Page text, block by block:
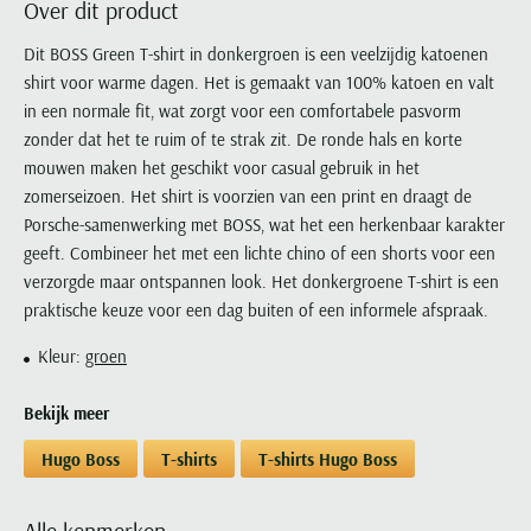
Portofino
Profuomo
R2
Seidensticker
State of Art
Tommy Hilfiger
Vanguard
Xacus
Wit overhemd heren
Zwart overhemd heren
Blauw overhemd heren
Groen overhemd heren
PME Legend
Polo Ralph Lauren
Portofino
Profuomo
State of Art
Superdry
Tommy Hilfiger
Vanguard
Grote maten herenmode
Populaire kleuren
Witte polo heren
Polo Ralph Lauren
PME Legend
Portofino
Profuomo
State of Art
Superdry
Thomas Maine
Tommy Hilfiger
Vanguard
William Lockie
Populaire materialen
Katoenen trui
Merino wol trui
Pierre Cardin
PME Legend
Polo Ralph Lauren
Portofino
Replay
Tommy Hilfiger
Tramarossa
Vanguard
Populaire merk lijnen
Meyer Chicago
Meyer Diego
PME Legend
Polo Ralph Lauren
Portofino
Reset
State of Art
Superdry
Tenson
Tommy Hilfiger
UBR
Grote maten
Grote maten jassen
Grote maten winterjassen
Tussenjassen
Bodywarmers
New Zealand
Olymp
Paul & Shark
Polo Ralph Lauren
PME Legend
R2
State of Art
Superdry
Tenson
Vanguard
Lacoste
Ledub
Lyle & Scott
Mac
Maerz
Mason's
Mc Alson
Meyer
New Zealand
North 84
Over dit product
Dit BOSS Green T-shirt in donkergroen is een veelzijdig katoenen
shirt voor warme dagen. Het is gemaakt van 100% katoen en valt
in een normale fit, wat zorgt voor een comfortabele pasvorm
zonder dat het te ruim of te strak zit. De ronde hals en korte
mouwen maken het geschikt voor casual gebruik in het
zomerseizoen. Het shirt is voorzien van een print en draagt de
Porsche-samenwerking met BOSS, wat het een herkenbaar karakter
geeft. Combineer het met een lichte chino of een shorts voor een
verzorgde maar ontspannen look. Het donkergroene T-shirt is een
praktische keuze voor een dag buiten of een informele afspraak.
Kleur: groen
Bekijk meer
Hugo Boss T-shirts T-shirts Hugo Boss